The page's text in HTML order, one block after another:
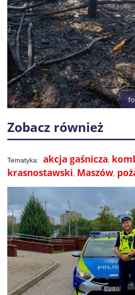
Zobacz również
akcja gaśnicza
krasnostawski Maszów